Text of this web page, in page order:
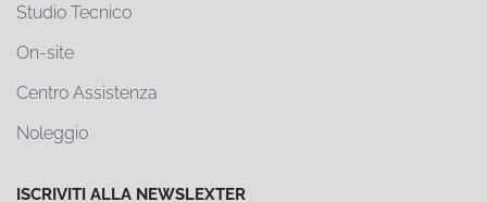
Studio Tecnico
On-site
Centro Assistenza
Noleggio
ISCRIVITI ALLA NEWSLEXTER